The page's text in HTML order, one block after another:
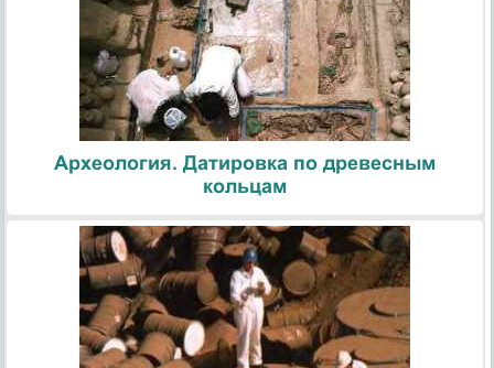
Археология. Датировка по древесным
кольцам